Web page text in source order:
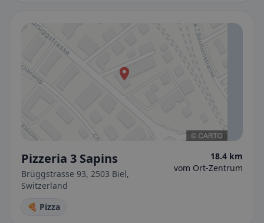
Pizzeria 3 Sapins
Brüggstrasse 93, 2503 Biel,
Switzerland
18.4 km
vom Ort-Zentrum
🍕 Pizza